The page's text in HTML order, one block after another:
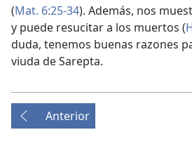
(Mat. 6:25-34). Además, nos
y puede resucitar a los muertos (
duda, tenemos buenas razones
viuda de Sarepta.
Anterior